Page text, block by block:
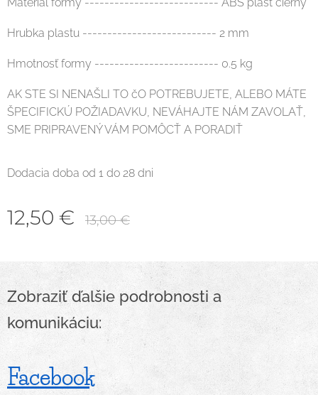
Hrubka plastu --------------------------- 2 mm
Hmotnosť formy ------------------------- 0.5 kg
AK STE SI NENAŠLI TO čO POTREBUJETE, ALEBO MÁTE
ŠPECIFICKÚ POŽIADAVKU, NEVÁHAJTE NÁM ZAVOLAŤ,
SME PRIPRAVENÝ VÁM POMÔCŤ A PORADIŤ
Dodacia doba od 1 do 28 dni
12,50 € 13,00€
Zobraziť ďalšie podrobnosti a
komunikáciu:
Facebook